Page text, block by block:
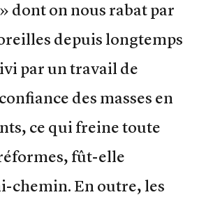
dont on nous rabat par
depuis longtemps
par un travail de
des masses en
ce qui freine toute
fût-elle
chemin. En outre, les